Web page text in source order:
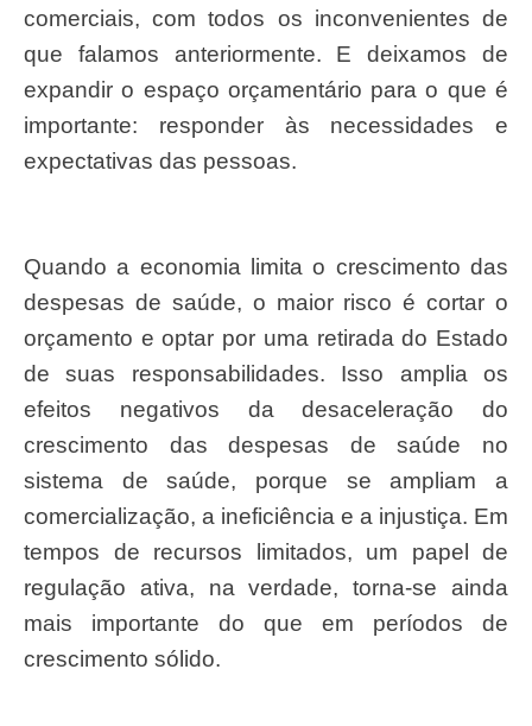
comerciais, com todos os inconvenientes de
que falamos anteriormente. E deixamos de
expandir o espaço orçamentário para o que é
importante: responder às necessidades e
expectativas das pessoas.
Quando a economia limita o crescimento das
despesas de saúde, o maior risco é cortar o
orçamento e optar por uma retirada do Estado
de suas responsabilidades. Isso amplia os
efeitos negativos da desaceleração do
crescimento das despesas de saúde no
sistema de saúde, porque se ampliam a
comercialização, a ineficiência e a injustiça. Em
tempos de recursos limitados, um papel de
regulação ativa, na verdade, torna-se ainda
mais importante do que em períodos de
crescimento sólido.